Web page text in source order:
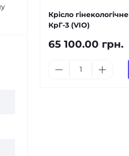
Крісло гінекологічне
КрГ-3 (VIO)
65 100.00 грн.